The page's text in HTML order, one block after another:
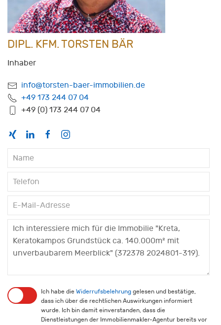
DIPL. KFM. TORSTEN BÄR
Inhaber
info@torsten-baer-immobilien.de
+49 173 244 07 04
+49 (0) 173 244 07 04
Ich habe die Widerrufsbelehrung gelesen und bestätige,
dass ich über die rechtlichen Auswirkungen informiert
wurde. Ich bin damit einverstanden, dass die
Dienstleistungen der Immobilienmakler-Agentur bereits vor